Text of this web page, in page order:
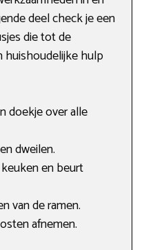
deel check je een
die tot de
huishoudelijke hulp
doekje over alle
dweilen.
en beurt
van de ramen.
afnemen.